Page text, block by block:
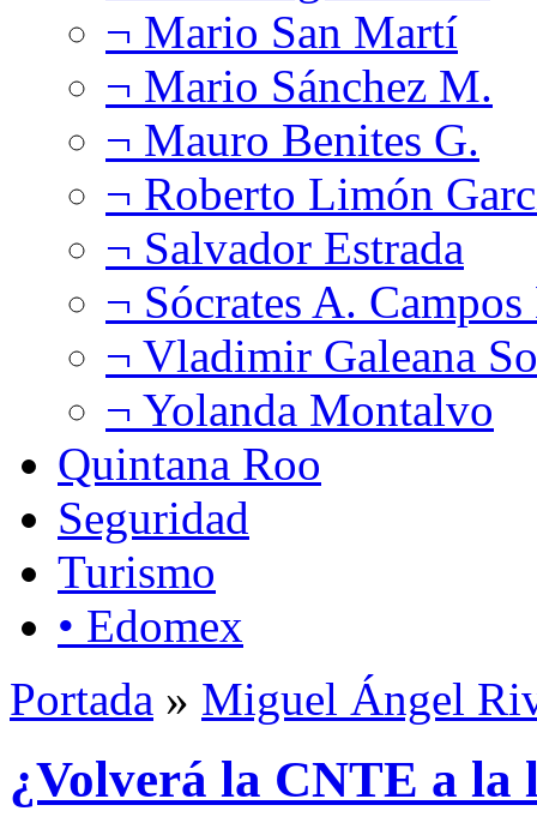
¬ Mario San Martí
¬ Mario Sánchez M.
¬ Mauro Benites G.
¬ Roberto Limón
¬ Salvador Estrada
¬ Sócrates A.
¬ Vladimir Galeana
¬ Yolanda Montalvo
Quintana Roo
Seguridad
Turismo
• Edomex
Portada » Miguel Ángel
¿Volverá la CNTE a la